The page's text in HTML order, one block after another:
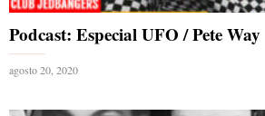
Podcast: Especial UFO / Pete Way
agosto 20, 2020